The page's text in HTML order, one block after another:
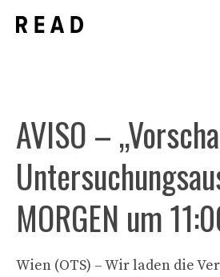
Inhalt
AVISO –
MORGEN um
Wien (OTS) – Wir laden die